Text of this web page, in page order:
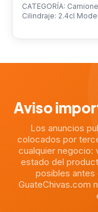
CATEGORÍA:
Cilindraje: 2.4cl
Aviso
Los anuncios
colocados por
cualquier negocio:
estado del
posibles antes
GuateChivas.com